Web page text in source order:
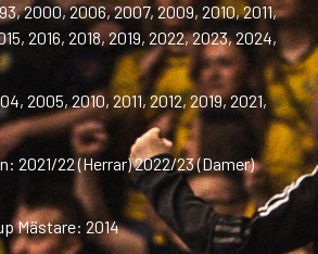
2000, 2006, 2007, 2009, 2010, 2011,
2016, 2018, 2019, 2022, 2023, 2024,
2005, 2010, 2011, 2012, 2019, 2021,
2021/22 (Herrar) 2022/23 (Damer)
Mästare: 2014